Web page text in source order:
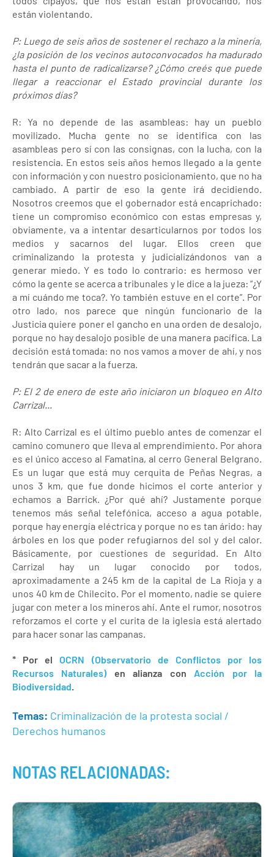
están violentando.
P: Luego de seis años de sostener el rechazo a la minería,
¿la posición de los vecinos autoconvocados ha madurado
hasta el punto de radicalizarse? ¿Cómo creés que puede
llegar a reaccionar el Estado provincial durante los
próximos días?
R: Ya no depende de las asambleas: hay un pueblo
movilizado. Mucha gente no se identifica con las
asambleas pero sí con las consignas, con la lucha, con la
resistencia. En estos seis años hemos llegado a la gente
con información y con nuestro posicionamiento, que no ha
cambiado. A partir de eso la gente irá decidiendo.
Nosotros creemos que el gobernador está encaprichado:
tiene un compromiso económico con estas empresas y,
obviamente, va a intentar desarticularnos por todos los
medios y sacarnos del lugar. Ellos creen que
criminalizando la protesta y judicializándonos van a
generar miedo. Y es todo lo contrario: es hermoso ver
cómo la gente se acerca a tribunales y le dice a la jueza: “¿Y
a mí cuándo me toca?. Yo también estuve en el corte”. Por
otro lado, nos parece que ningún funcionario de la
Justicia quiere poner el gancho en una orden de desalojo,
porque no hay desalojo posible de una manera pacífica. La
decisión está tomada: no nos vamos a mover de ahí, y nos
tendrán que sacar a la fuerza.
P: El 2 de enero de este año iniciaron un bloqueo en Alto
Carrizal...
R: Alto Carrizal es el último pueblo antes de comenzar el
camino comunero que lleva al emprendimiento. Por ahora
es el único acceso al Famatina, al cerro General Belgrano.
Es un lugar que está muy cerquita de Peñas Negras, a
unos 3 km, que fue donde hicimos el corte anterior y
echamos a Barrick. ¿Por qué ahí? Justamente porque
tenemos más señal telefónica, acceso a agua potable,
porque hay energía eléctrica y porque no es tan árido: hay
árboles en los que poder refugiarnos del sol y del calor.
Básicamente, por cuestiones de seguridad. En Alto
Carrizal hay un lugar conocido por todos,
aproximadamente a 245 km de la capital de La Rioja y a
unos 40 km de Chilecito. Por el momento, nadie se quiere
jugar con meter a los mineros ahí. Ante el rumor, nosotros
reforzamos el corte y el curita de la iglesia está alertado
para hacer sonar las campanas.
* Por elOCRN (Observatorio de Conflictos por los
Recursos Naturales) en alianza con Acción por la
Biodiversidad.
Temas: Criminalización de la protesta social /
Derechos humanos
NOTAS RELACIONADAS: